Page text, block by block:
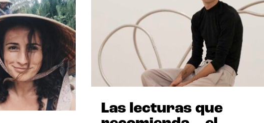
Las lecturas que